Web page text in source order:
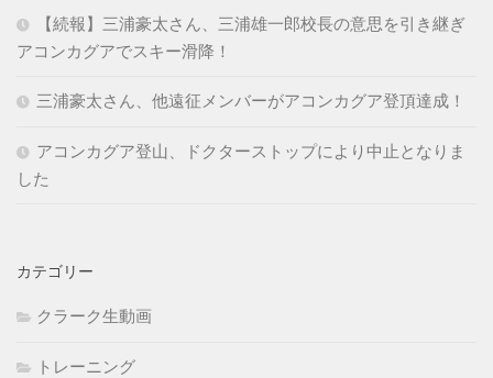
【続報】三浦豪太さん、三浦雄一郎校長の意思を引き継ぎ
アコンカグアでスキー滑降！
三浦豪太さん、他遠征メンバーがアコンカグア登頂達成！
アコンカグア登山、ドクターストップにより中止となりま
した
カテゴリー
クラーク生動画
トレーニング